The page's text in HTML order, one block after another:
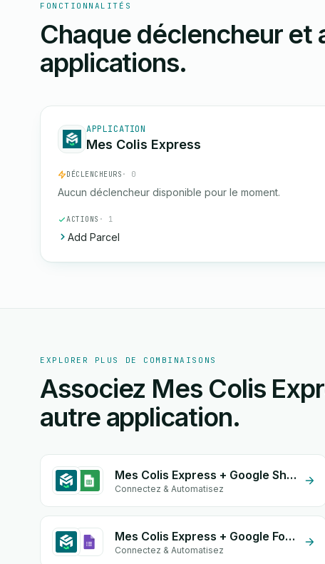
FONCTIONNALITÉS
Chaque déclencheur et
applications.
APPLICATION
Mes Colis Express
DÉCLENCHEURS · 0
Aucun déclencheur disponible pour le moment.
ACTIONS · 1
Add Parcel
EXPLORER PLUS DE COMBINAISONS
Associez Mes Colis
autre application.
Mes Colis Express + Google Sheets
Connectez & Automatisez
Mes Colis Express + Google Form Integration
Connectez & Automatisez